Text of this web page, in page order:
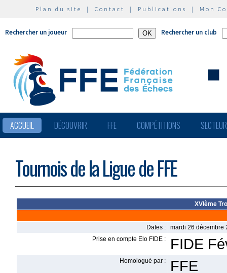
Plan du site | Contact | Publications | Mon
Rechercher un joueur Rechercher un club
ACCUEIL DÉCOUVRIR FFE COMPÉTITIONS
Tournois de la Ligue de FFE
XVIème
Dates :
mardi 26 décembre
Prise en compte Elo FIDE :
FIDE
Homologué par : FFE